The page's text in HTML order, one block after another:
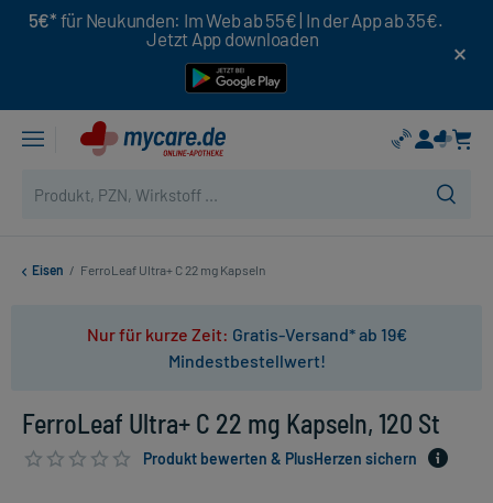
5€* für Neukunden: Im Web ab 55€ | In der App ab 35€.
Jetzt App downloaden
Eisen / FerroLeaf Ultra+ C 22 mg Kapseln
Nur für kurze Zeit: Gratis-Versand* ab 19€
Mindestbestellwert!
FerroLeaf Ultra+ C 22 mg Kapseln, 120 St
Produkt bewerten & PlusHerzen sichern